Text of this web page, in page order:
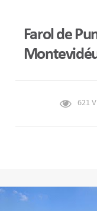
Farol de
621